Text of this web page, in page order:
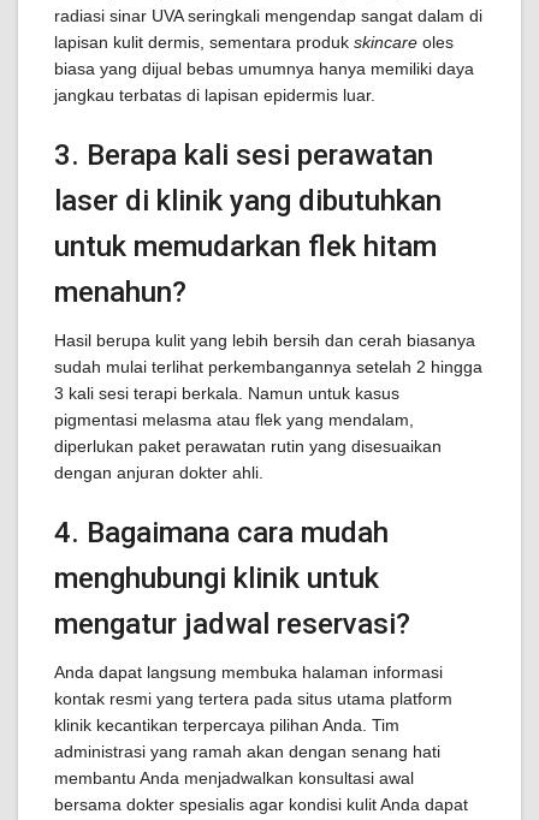
radiasi sinar UVA seringkali mengendap sangat dalam di
lapisan kulit dermis, sementara produk skincare oles
biasa yang dijual bebas umumnya hanya memiliki daya
jangkau terbatas di lapisan epidermis luar.
3. Berapa kali sesi perawatan
laser di klinik yang dibutuhkan
untuk memudarkan flek hitam
menahun?
Hasil berupa kulit yang lebih bersih dan cerah biasanya
sudah mulai terlihat perkembangannya setelah 2 hingga
3 kali sesi terapi berkala. Namun untuk kasus
pigmentasi melasma atau flek yang mendalam,
diperlukan paket perawatan rutin yang disesuaikan
dengan anjuran dokter ahli.
4. Bagaimana cara mudah
menghubungi klinik untuk
mengatur jadwal reservasi?
Anda dapat langsung membuka halaman informasi
kontak resmi yang tertera pada situs utama platform
klinik kecantikan terpercaya pilihan Anda. Tim
administrasi yang ramah akan dengan senang hati
membantu Anda menjadwalkan konsultasi awal
bersama dokter spesialis agar kondisi kulit Anda dapat